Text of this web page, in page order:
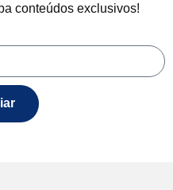
conteúdos exclusivos!